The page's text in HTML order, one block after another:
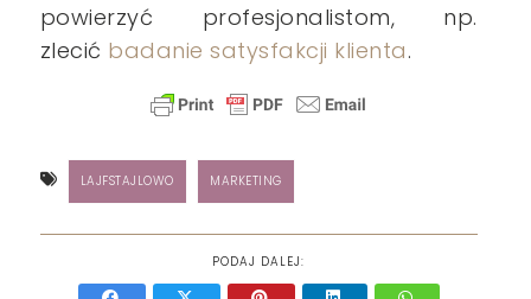
powierzyć profesjonalistom, np.
zlecić badanie satysfakcji klienta.
LAJFSTAJLOWO MARKETING
PODAJ DALEJ: